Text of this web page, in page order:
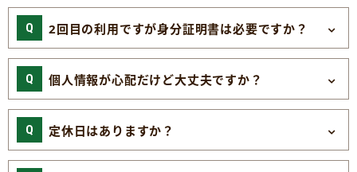
2回目の利用ですが身分証明書は必要ですか？
個人情報が心配だけど大丈夫ですか？
定休日はありますか？